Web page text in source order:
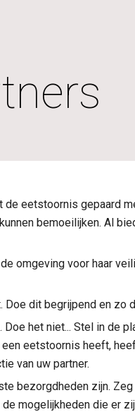
eetstoornis gepaard
bemoeilijken. Al
omgeving voor haar
Doe dit begrijpend en zo
het niet... Stel in de
eetstoornis heeft,
van uw partner.
bezorgdheden zijn.
mogelijkheden die er